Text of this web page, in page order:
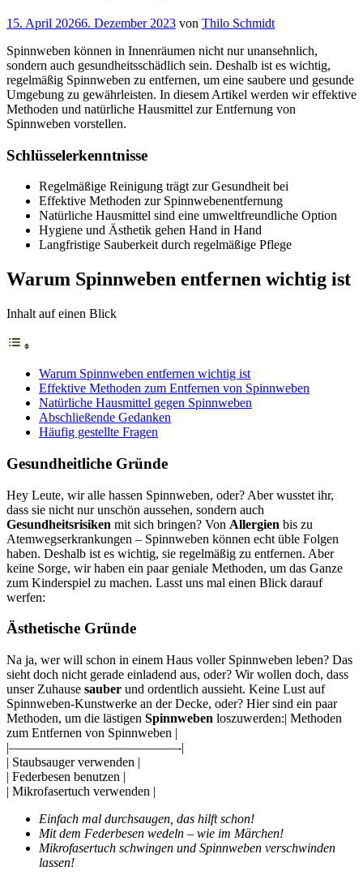
15. April 20266. Dezember 2023 von Thilo Schmidt
Spinnweben können in Innenräumen nicht nur unansehnlich,
sondern auch gesundheitsschädlich sein. Deshalb ist es wichtig,
regelmäßig Spinnweben zu entfernen, um eine saubere und gesunde
Umgebung zu gewährleisten. In diesem Artikel werden wir effektive
Methoden und natürliche Hausmittel zur Entfernung von
Spinnweben vorstellen.
Schlüsselerkenntnisse
Regelmäßige Reinigung trägt zur Gesundheit bei
Effektive Methoden zur Spinnwebenentfernung
Natürliche Hausmittel sind eine umweltfreundliche Option
Hygiene und Ästhetik gehen Hand in Hand
Langfristige Sauberkeit durch regelmäßige Pflege
Warum Spinnweben entfernen wichtig ist
Inhalt auf einen Blick
Warum Spinnweben entfernen wichtig ist
Effektive Methoden zum Entfernen von Spinnweben
Natürliche Hausmittel gegen Spinnweben
Abschließende Gedanken
Häufig gestellte Fragen
Gesundheitliche Gründe
Hey Leute, wir alle hassen Spinnweben, oder? Aber wusstet ihr,
dass sie nicht nur unschön aussehen, sondern auch
Gesundheitsrisiken mit sich bringen? Von Allergien bis zu
Atemwegserkrankungen – Spinnweben können echt üble Folgen
haben. Deshalb ist es wichtig, sie regelmäßig zu entfernen. Aber
keine Sorge, wir haben ein paar geniale Methoden, um das Ganze
zum Kinderspiel zu machen. Lasst uns mal einen Blick darauf
werfen:
Ästhetische Gründe
Na ja, wer will schon in einem Haus voller Spinnweben leben? Das
sieht doch nicht gerade einladend aus, oder? Wir wollen doch, dass
unser Zuhause sauber und ordentlich aussieht. Keine Lust auf
Spinnweben-Kunstwerke an der Decke, oder? Hier sind ein paar
Methoden, um die lästigen Spinnweben loszuwerden:| Methoden
zum Entfernen von Spinnweben |
|—————————————-|
| Staubsauger verwenden |
| Federbesen benutzen |
| Mikrofasertuch verwenden |
Einfach mal durchsaugen, das hilft schon!
Mit dem Federbesen wedeln – wie im Märchen!
Mikrofasertuch schwingen und Spinnweben verschwinden
lassen!